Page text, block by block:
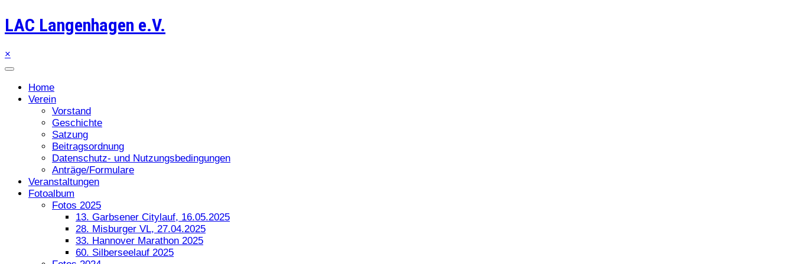
LAC Langenhagen e.V.
×
Home
Verein
Vorstand
Geschichte
Satzung
Beitragsordnung
Datenschutz- und Nutzungsbedingungen
Anträge/Formulare
Veranstaltungen
Fotoalbum
Fotos 2025
13. Garbsener Citylauf, 16.05.2025
28. Misburger VL, 27.04.2025
33. Hannover Marathon 2025
60. Silberseelauf 2025